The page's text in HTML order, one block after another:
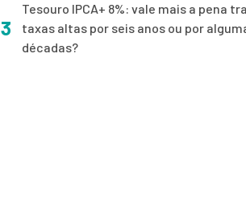
3
Tesouro IPCA+ 8%: vale mais a pena
taxas altas por seis anos ou por
décadas?